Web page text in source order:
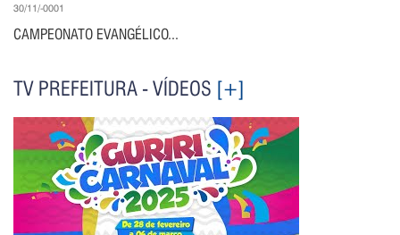
30/11/-0001
CAMPEONATO EVANGÉLICO...
TV PREFEITURA - VÍDEOS [+]